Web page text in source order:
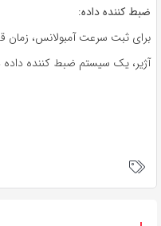
ضبط کننده داده:
برای ثبت سرعت آمبولانس، زمان
آژیر، یک سیستم ضبط کننده داده